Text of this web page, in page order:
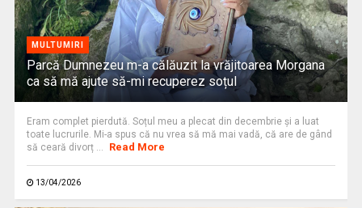
MULTUMIRI
Parcă Dumnezeu m-a călăuzit la vrăjitoarea Morgana
ca să mă ajute să-mi recuperez soțul
Eram complet pierdută. Soțul meu a plecat din decembrie și a luat
toate lucrurile. Mi-a spus că nu vrea să mă mai vadă, că are de gând
să ceară divorț ...
Read More
13/04/2026